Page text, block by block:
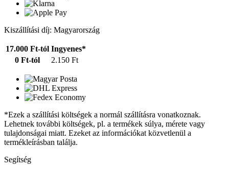
Kiszállítási díj: Magyarország
17.000 Ft-tól Ingyenes*
0 Ft-tól
2.150 Ft
*Ezek a szállítási költségek a normál szállításra vonatkoznak.
Lehetnek további költségek, pl. a termékek súlya, mérete vagy
tulajdonságai miatt. Ezeket az információkat közvetlenül a
termékleírásban találja.
Segítség